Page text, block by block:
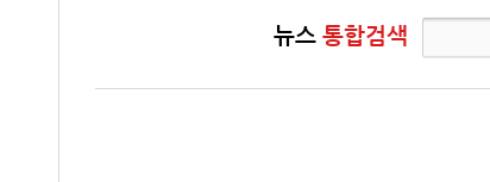
뉴스 통합검색